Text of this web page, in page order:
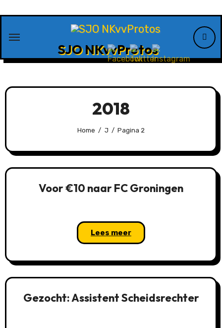
SJO NKvvProtos
2018
Home J Pagina 2
Voor €10 naar FC Groningen
Lees meer
Gezocht: Assistent Scheidsrechter